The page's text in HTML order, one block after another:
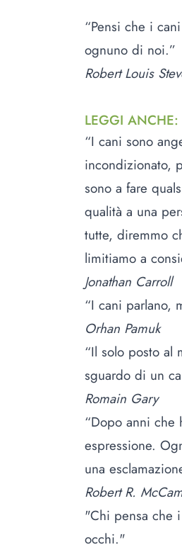
“Pensi che i
ognuno di noi.”
Robert Louis
LEGGI ANCHE:
“I cani sono
incondizionato,
sono a fare
qualità a una
tutte, diremmo
limitiamo a
Jonathan Carroll
“I cani parlano,
Orhan Pamuk
“Il solo posto al
sguardo di un
Romain Gary
“Dopo anni
espressione.
una
Robert R.
"Chi pensa che
occhi."